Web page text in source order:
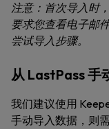
注意：首次导入时
要求您查看电子邮
尝试导入步骤。
从 LastPass 手
我们建议使用
手动导入数据，则